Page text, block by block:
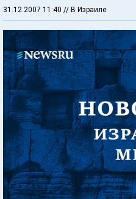
31.12.2007 11:40 // В Израиле